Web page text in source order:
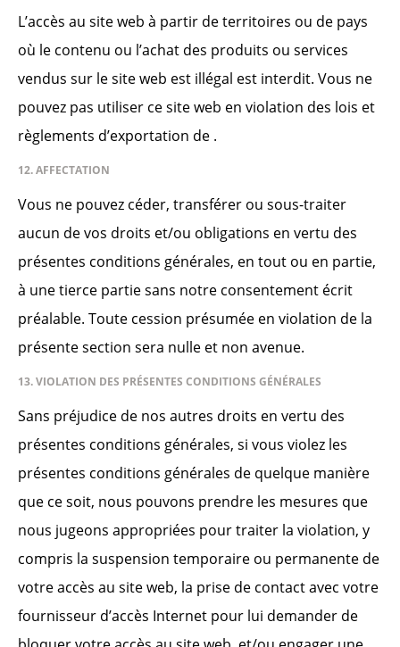
L’accès au site web à partir de territoires ou de pays
où le contenu ou l’achat des produits ou services
vendus sur le site web est illégal est interdit. Vous ne
pouvez pas utiliser ce site web en violation des lois et
règlements d’exportation de .
12. AFFECTATION
Vous ne pouvez céder, transférer ou sous-traiter
aucun de vos droits et/ou obligations en vertu des
présentes conditions générales, en tout ou en partie,
à une tierce partie sans notre consentement écrit
préalable. Toute cession présumée en violation de la
présente section sera nulle et non avenue.
13. VIOLATION DES PRÉSENTES CONDITIONS GÉNÉRALES
Sans préjudice de nos autres droits en vertu des
présentes conditions générales, si vous violez les
présentes conditions générales de quelque manière
que ce soit, nous pouvons prendre les mesures que
nous jugeons appropriées pour traiter la violation, y
compris la suspension temporaire ou permanente de
votre accès au site web, la prise de contact avec votre
fournisseur d’accès Internet pour lui demander de